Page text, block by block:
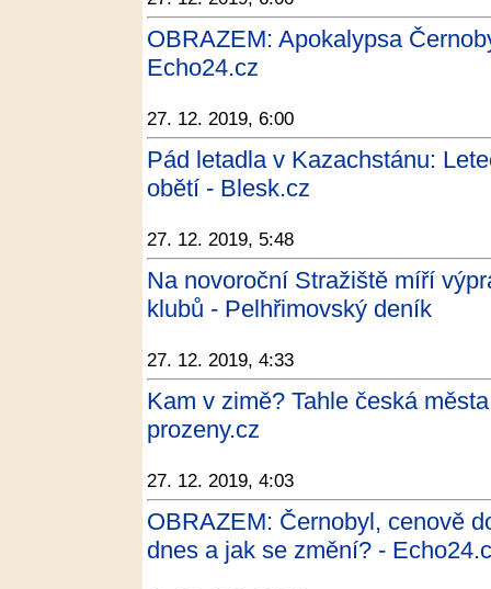
OBRAZEM: Apokalypsa
Echo24.cz
27. 12. 2019, 6:00
Pád letadla v Kazachstánu:
obětí - Blesk.cz
27. 12. 2019, 5:48
Na novoroční Stražiště míří
klubů - Pelhřimovský deník
27. 12. 2019, 4:33
Kam v zimě? Tahle česká
prozeny.cz
27. 12. 2019, 4:03
OBRAZEM: Černobyl, cenově
dnes a jak se změní? -